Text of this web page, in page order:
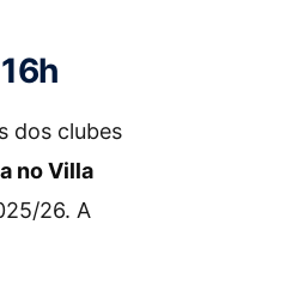
dos clubes
no Villa
26. A